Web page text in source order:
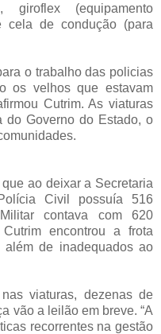
(equipamento
cela de condução (para
o trabalho das policias
os velhos que estavam
Cutrim. As viaturas
do Governo do Estado, o
ao deixar a Secretaria
Civil possuía 516
contava com 620
encontrou a frota
de inadequados ao
viaturas, dezenas de
vão a leilão em breve. “A
recorrentes na gestão